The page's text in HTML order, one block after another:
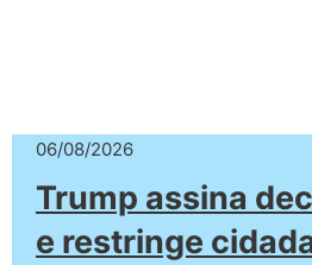
06/08/2026
Trump assina
e restringe